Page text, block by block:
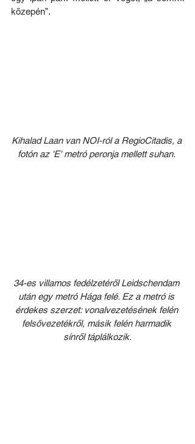
közepén”.
Kihalad Laan van NOI-ról a RegioCitadis, a
fotón az 'E' metró peronja mellett suhan.
34-es villamos fedélzetéről Leidschendam
után egy metró Hága felé. Ez a metró is
érdekes szerzet: vonalvezetésének felén
felsővezetékről, másik felén harmadik
sínről táplálkozik.